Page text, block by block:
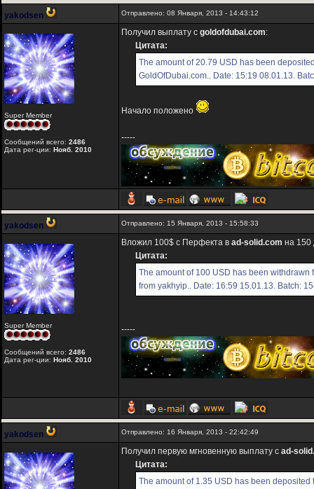
yakodsen Отправлено: 08 Января, 2013 - 14:43:12
Super Member
Сообщений всего: 2486
Дата рег-ции: Нояб. 2010
Получил выплату с goldofdubai.com:
Цитата:
The amount of 20.79 USD has been
GoldOfDubai.com.. Date: 15:19 08.01.13.
Начало положено
-----
yakodsen Отправлено: 15 Января, 2013 - 15:58:33
Super Member
Сообщений всего: 2486
Дата рег-ции: Нояб. 2010
Вложил 100$ с Перфекта в ad-solid.com на 150
Цитата:
The amount of 100 USD has been
from yakhyip.. Date: 16:59 15.01.13. Batch:
-----
yakodsen Отправлено: 16 Января, 2013 - 22:42:49
Получил первую мгновенную выплату с ad-
Цитата:
The amount of 1.35 USD has been